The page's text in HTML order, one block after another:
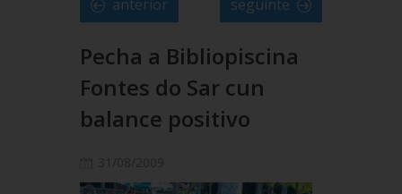
anterior seguinte
Pecha a Bibliopiscina
Fontes do Sar cun
balance positivo